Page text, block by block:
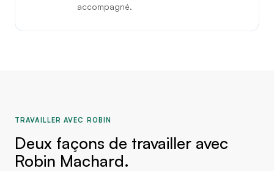
accompagné.
TRAVAILLER AVEC ROBIN
Deux façons de travailler avec
Robin Machard.